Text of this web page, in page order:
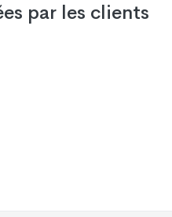
par les clients